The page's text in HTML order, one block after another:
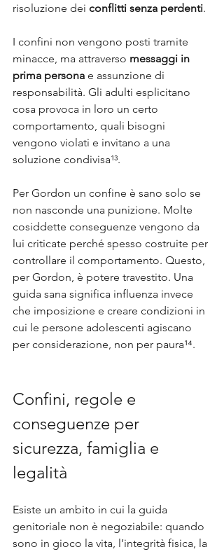
risoluzione dei conflitti senza perdenti.
I confini non vengono posti tramite
minacce, ma attraverso messaggi in
prima persona e assunzione di
responsabilità. Gli adulti esplicitano
cosa provoca in loro un certo
comportamento, quali bisogni
vengono violati e invitano a una
soluzione condivisa¹³.
Per Gordon un confine è sano solo se
non nasconde una punizione. Molte
cosiddette conseguenze vengono da
lui criticate perché spesso costruite per
controllare il comportamento. Questo,
per Gordon, è potere travestito. Una
guida sana significa influenza invece
che imposizione e creare condizioni in
cui le persone adolescenti agiscano
per considerazione, non per paura¹⁴.
Confini, regole e
conseguenze per
sicurezza, famiglia e
legalità
Esiste un ambito in cui la guida
genitoriale non è negoziabile: quando
sono in gioco la vita, l’integrità fisica, la